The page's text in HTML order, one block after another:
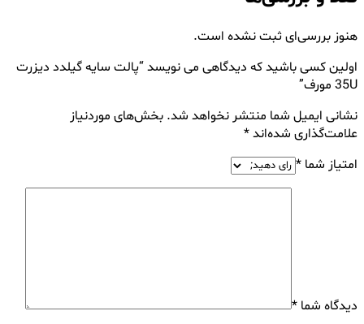
هنوز بررسی‌ای ثبت نشده است.
اولین کسی باشید که دیدگاهی می نویسد “پالت سایه گیلدد دیزرت
35U مورف”
نشانی ایمیل شما منتشر نخواهد شد. بخش‌های موردنیاز
علامت‌گذاری شده‌اند*
امتیاز شما *
دیدگاه شما *